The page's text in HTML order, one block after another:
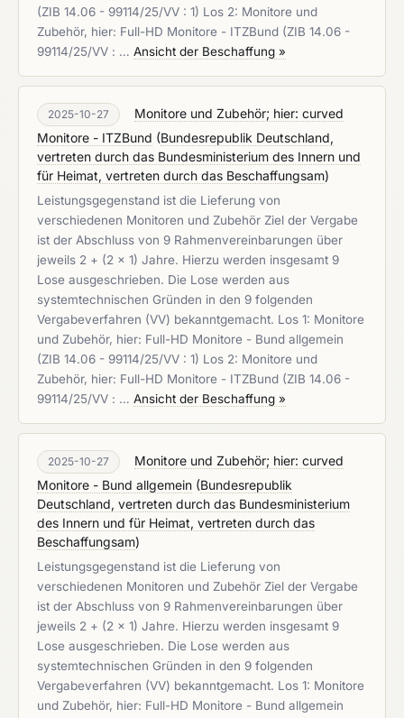
(ZIB 14.06 - 99114/25/VV : 1) Los 2: Monitore und
Zubehör, hier: Full-HD Monitore - ITZBund (ZIB 14.06 -
99114/25/VV : … Ansicht der Beschaffung »
2025-10-27
Monitore und Zubehör; hier: curved
Monitore - ITZBund (Bundesrepublik Deutschland,
vertreten durch das Bundesministerium des Innern und
für Heimat, vertreten durch das Beschaffungsam)
Leistungsgegenstand ist die Lieferung von
verschiedenen Monitoren und Zubehör Ziel der Vergabe
ist der Abschluss von 9 Rahmenvereinbarungen über
jeweils 2 + (2 x 1) Jahre. Hierzu werden insgesamt 9
Lose ausgeschrieben. Die Lose werden aus
systemtechnischen Gründen in den 9 folgenden
Vergabeverfahren (VV) bekanntgemacht. Los 1: Monitore
und Zubehör, hier: Full-HD Monitore - Bund allgemein
(ZIB 14.06 - 99114/25/VV : 1) Los 2: Monitore und
Zubehör, hier: Full-HD Monitore - ITZBund (ZIB 14.06 -
99114/25/VV : … Ansicht der Beschaffung »
2025-10-27
Monitore und Zubehör; hier: curved
Monitore - Bund allgemein (Bundesrepublik
Deutschland, vertreten durch das Bundesministerium
des Innern und für Heimat, vertreten durch das
Beschaffungsam)
Leistungsgegenstand ist die Lieferung von
verschiedenen Monitoren und Zubehör Ziel der Vergabe
ist der Abschluss von 9 Rahmenvereinbarungen über
jeweils 2 + (2 x 1) Jahre. Hierzu werden insgesamt 9
Lose ausgeschrieben. Die Lose werden aus
systemtechnischen Gründen in den 9 folgenden
Vergabeverfahren (VV) bekanntgemacht. Los 1: Monitore
und Zubehör, hier: Full-HD Monitore - Bund allgemein